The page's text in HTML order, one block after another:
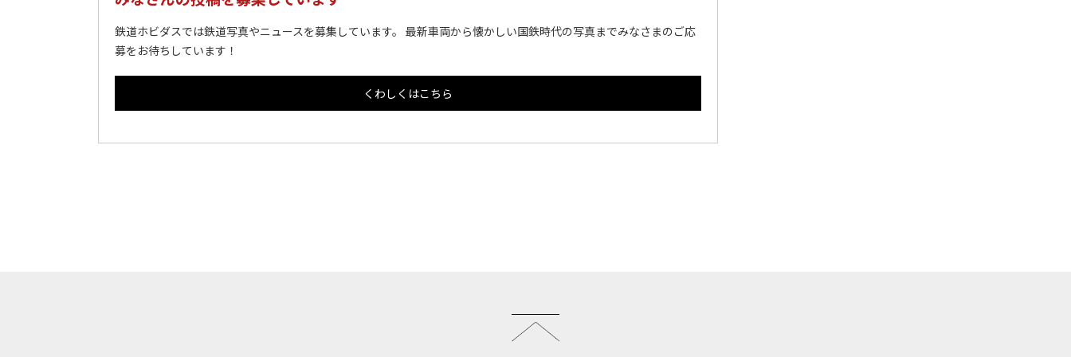
鉄道ホビダスでは鉄道写真やニュースを募集しています。 最新車両から懐かしい国鉄時代の写真までみなさまのご応
募をお待ちしています！
くわしくはこちら